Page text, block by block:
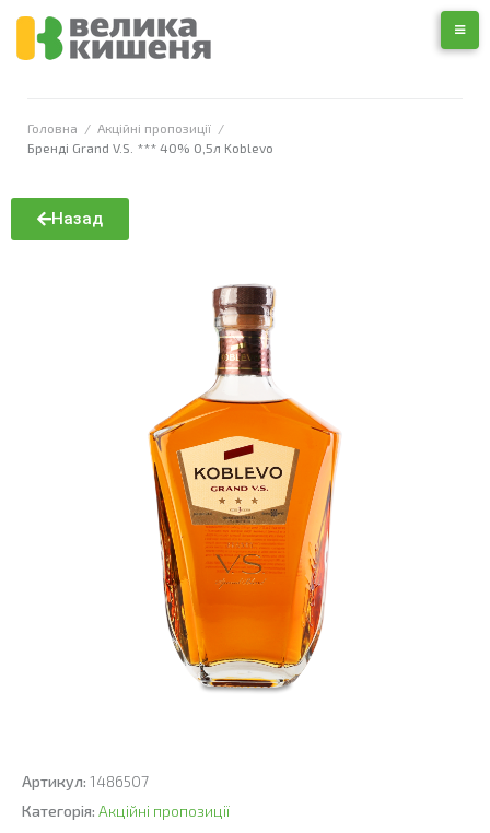
Головна / Акційні пропозиції /
Бренді Grand V.S. *** 40% 0,5л Koblevo
Назад
Артикул: 1486507
Категорія: Акційні пропозиції